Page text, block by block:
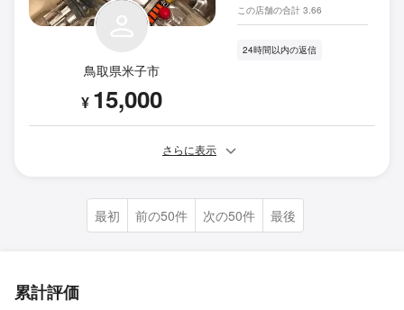
鳥取県米子市
¥ 15,000
この店舗の合計 3.66
24時間以内の返信
さらに表示
最初 前の50件 次の50件 最後
累計評価